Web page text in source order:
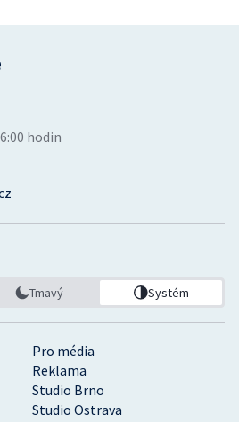
Pro média
Reklama
Studio Brno
Studio Ostrava
hodin
Tmavý Systém